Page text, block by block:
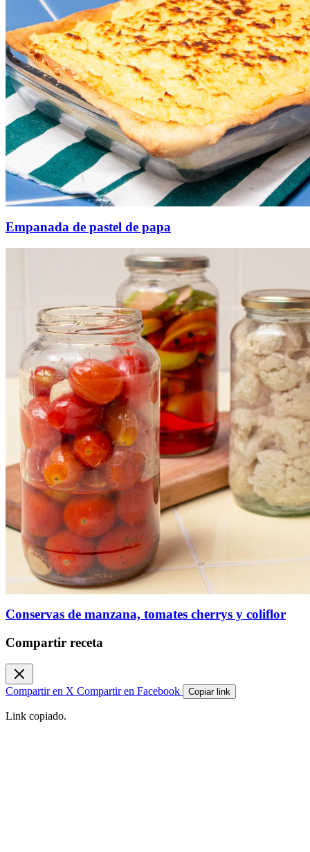
Empanada de pastel de papa
Conservas de manzana, tomates cherrys y coliflor
Compartir receta
Compartir en X Compartir en Facebook Copiar link
Link copiado.